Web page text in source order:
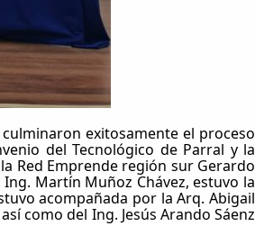
exitosamente el proceso
del Tecnológico de Parral y la
Red Emprende región sur Gerardo
Martín Muñoz Chávez, estuvo la
acompañada por la Arq. Abigail
como del Ing. Jesús Arando Sáenz